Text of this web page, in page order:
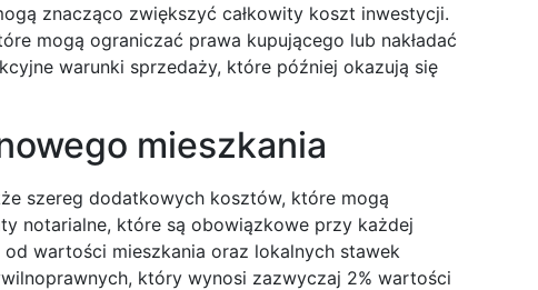
znacząco zwiększyć całkowity koszt inwestycji.
mogą ograniczać prawa kupującego lub nakładać
warunki sprzedaży, które później okazują się
mieszkania
szereg dodatkowych kosztów, które mogą
notarialne, które są obowiązkowe przy każdej
wartości mieszkania oraz lokalnych stawek
który wynosi zazwyczaj 2% wartości